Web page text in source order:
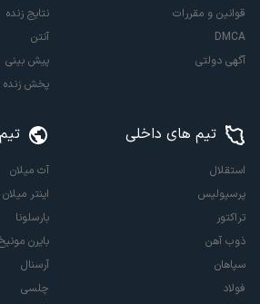
قوانین و مقررات
DMCA
آگهی دولتی
نتایج زنده
آنتن
پیش بینی
پخش زنده
تیم های داخلی
استقلال
پرسپولیس
تراکتور
ذوب آهن
سپاهان
فولاد
آث میلان
اینتر میلان
بارسلونا
بایرن
آرسنال
چلسی